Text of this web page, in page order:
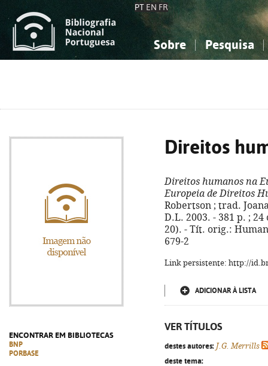
PT EN FR
Sobre Pesquisa
ENCONTRAR EM BIBLIOTECAS
BNP
PORBASE
Direitos
Direitos humanos na
Europeia de Direitos
Robertson ; trad.
D.L. 2003. - 381 p. ;
20). - Tít. orig.:
679-2
Link persistente: http://
ADICIONAR À LISTA
VER TÍTULOS
destes autores: J.G. Merrills
deste tema: